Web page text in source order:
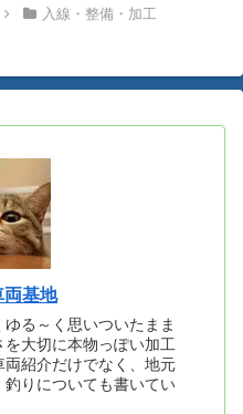
入線・整備・加工
両基地
る～く思いついたまま
大切に本物っぽい加工
紹介だけでなく、地元
りについても書いてい